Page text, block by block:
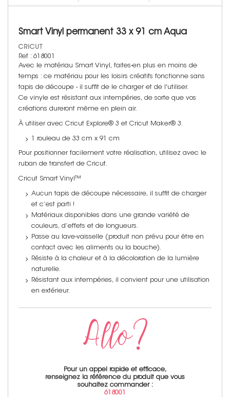
Smart Vinyl permanent 33 x 91 cm Aqua
CRICUT
Ref : 618001
Avec le matériau Smart Vinyl, faites-en plus en moins de
temps : ce matériau pour les loisirs créatifs fonctionne sans
tapis de découpe - il suffit de le charger et de l'utiliser.
Ce vinyle est résistant aux intempéries, de sorte que vos
créations dureront même en plein air.
À utiliser avec Cricut Explore® 3 et Cricut Maker® 3.
1 rouleau de 33 cm x 91 cm
Pour positionner facilement votre réalisation, utilisez avec le
ruban de transfert de Cricut.
Cricut Smart Vinyl™
Aucun tapis de découpe nécessaire, il suffit de charger
et c’est parti !
Matériaux disponibles dans une grande variété de
couleurs, d’effets et de longueurs.
Passe au lave-vaisselle (produit non prévu pour être en
contact avec les aliments ou la bouche).
Résiste à la chaleur et à la décoloration de la lumière
naturelle.
Résistant aux intempéries, il convient pour une utilisation
en extérieur.
Pour un appel rapide et efficace,
renseignez la référence du produit que vous
souhaitez commander :
618001